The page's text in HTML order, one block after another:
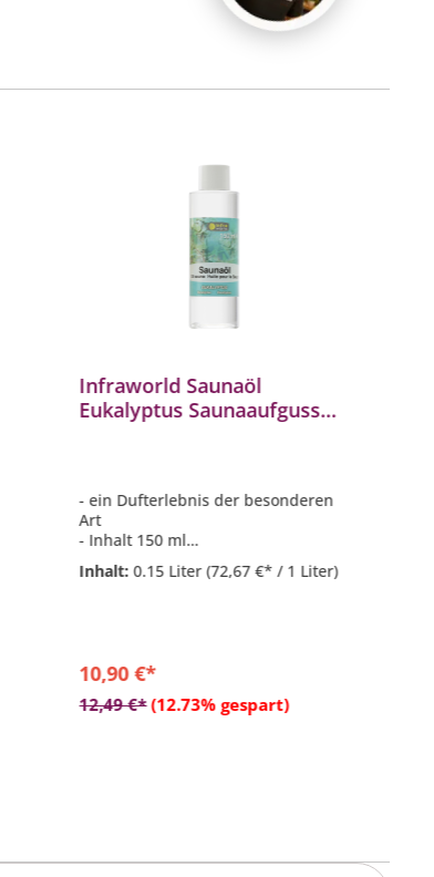
Infraworld Saunaöl
Eukalyptus Saunaaufguss
- ein Dufterlebnis der besonderen
Art
- Inhalt 150 ml
- Kunststoffflasche mit Aufhänger
Inhalt:0.15 Liter(72,67 €* / 1 Liter)
10,90 €*
12,49 €* (12.73% gespart)
In den Warenkorb